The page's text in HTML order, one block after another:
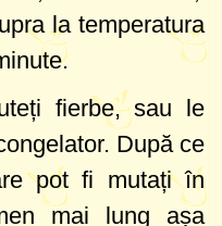
la temperatura
fierbe, sau le
După ce
pot fi mutați în
mai lung așa